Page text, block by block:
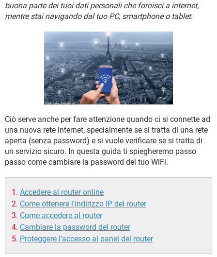
HARDWARE
buona parte dei tuoi dati personali che fornisci a internet,
mentre stai navigando dal tuo PC, smartphone o tablet.
Ciò serve anche per fare attenzione quando ci si connette ad
una nuova rete internet, specialmente se si tratta di una rete
aperta (senza password) e si vuole verificare se si tratta di
un servizio sicuro. In questa guida ti spiegheremo passo
passo come cambiare la password del tuo WiFi.
Accedere al router online
Come ottenere l’indirizzo IP del router
Come accedere al router
Cambiare la password del router
Proteggere l’accesso al panel del router